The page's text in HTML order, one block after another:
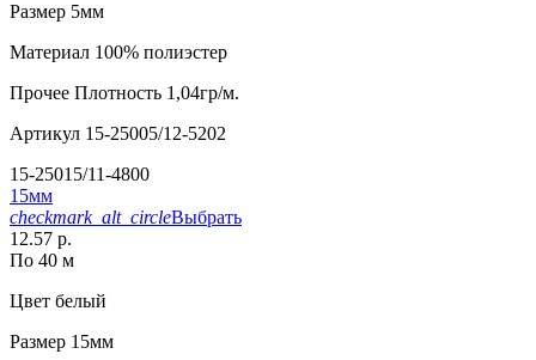
Размер 5мм
Материал 100% полиэстер
Прочее Плотность 1,04гр/м.
Артикул 15-25005/12-5202
15-25015/11-4800
15мм
checkmark_alt_circleВыбрать
12.57 р.
По 40 м
Цвет белый
Размер 15мм